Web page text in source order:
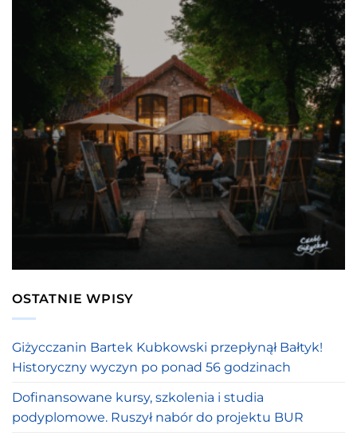
OSTATNIE WPISY
Giżycczanin Bartek Kubkowski przepłynął Bałtyk!
Historyczny wyczyn po ponad 56 godzinach
Dofinansowane kursy, szkolenia i studia
podyplomowe. Ruszył nabór do projektu BUR